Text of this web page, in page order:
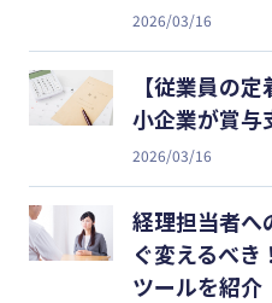
2026/03/16
【従業員の
小企業が賞与
2026/03/16
経理担当者へ
ぐ変えるべ
ツールを紹介